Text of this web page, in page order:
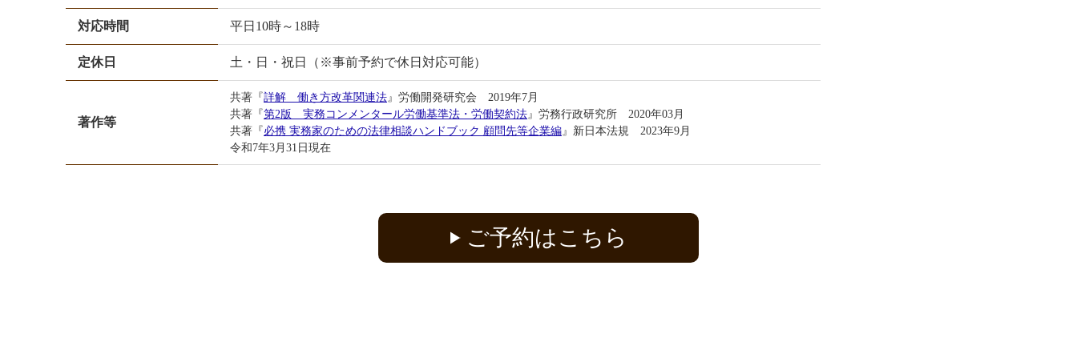
対応時間 平日10時～18時
定休日 土・日・祝日（※事前予約で休日対応可能）
著作等
共著『詳解 働き方改革関連法』労働開発研究会 2019年7月
共著『第2版 実務コンメンタール労働基準法・労働契約法』労務行政研究所 2020年03月
共著『必携 実務家のための法律相談ハンドブック 顧問先等企業編』新日本法規 2023年9月
令和7年3月31日現在
ご予約はこちら